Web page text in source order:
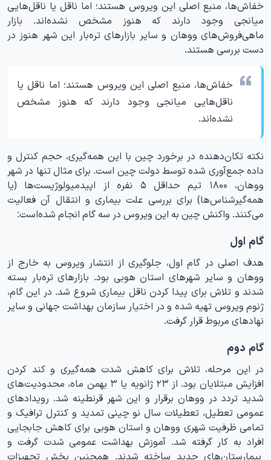
خفاش‌ها، منبع اصلی این ویروس هستند؛ اما ناقل یا ناقل‌هایی
میانجی وجود دارند که هنوز مشخص نشده‌اند. بازار
ماهی‌فروش‌های ووهان و سایر بازارهای تره‌بار این شهر هنوز در
دست بررسی هستند.
خفاش‌ها، منبع اصلی این ویروس هستند؛ اما ناقل یا
ناقل‌هایی میانجی وجود دارند که هنوز مشخص
نشده‌اند.
نکته تکان‌دهنده در برخورد چین با این همه‌گیری، حجم کنترل و
داده جمع‌آوری شده توسط دولت چین است. برای مثال تنها در شهر
ووهان، ۱۸۰۰ تیم حداقل ۵ نفره از اپیدمیولوژیست‌ها (یا
همه‌گیرشناس‌ها) برای بررسی علت بیماری و انتقال آن فعالیت
می‌کنند. واکنش چین به این ویروس در سه گام انجام شده‌است:
گام اول
هدف اصلی در گام اول، جلوگیری از انتشار ویروس به خارج از
ووهان و سایر شهرهای استان هوبی بود. بازارهای تره‌بار بسته
شدند و تلاش برای پیدا کردن ناقل بیماری شروع شد. در این گام،
ژنوم ویروس تهیه شده و در اختیار سازمان بهداشت جهانی و سایر
نهادهای مربوط قرار گرفت.
گام دوم
در این مرحله، تلاش برای کاهش شدت همه‌گیری و کند کردن
افزایش مبتلایان بود. از ۲۳ ژانویه یا ۳ بهمن ماه، محدودیت‌های
شدید تردد در ووهان برقرار و این شهر قرنطینه شد. رویدادهای
عمومی تعطیل، تعطیلات سال نو چینی تمدید و کنترل ترافیک و
تمامی ظرفیت شهری ووهان و استان هوبی برای کاهش جابجایی
افراد به کار گرفته شد. آموزش بهداشت عمومی شدت گرفت و
بیمارستان‌های جدید ساخته شدند. همچنین پخش تجهیزات